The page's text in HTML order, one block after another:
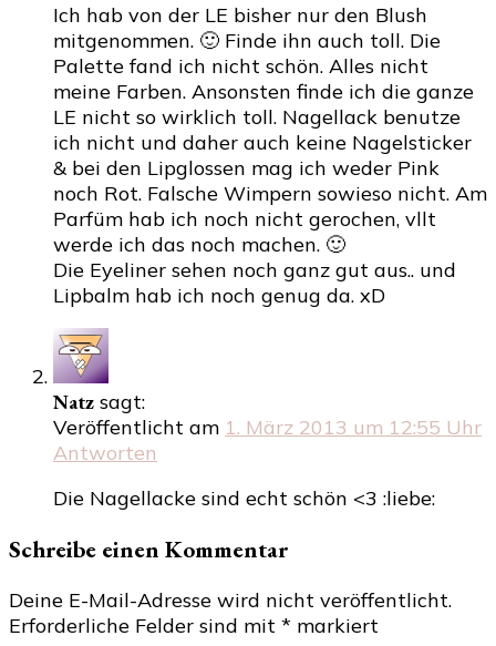
Ich hab von der LE bisher nur den Blush
mitgenommen. 🙂 Finde ihn auch toll. Die
Palette fand ich nicht schön. Alles nicht
meine Farben. Ansonsten finde ich die ganze
LE nicht so wirklich toll. Nagellack benutze
ich nicht und daher auch keine Nagelsticker
& bei den Lipglossen mag ich weder Pink
noch Rot. Falsche Wimpern sowieso nicht. Am
Parfüm hab ich noch nicht gerochen, vllt
werde ich das noch machen. 🙂
Die Eyeliner sehen noch ganz gut aus.. und
Lipbalm hab ich noch genug da. xD
Natz sagt:
Veröffentlicht am 1. März 2013 um 12:55 Uhr
Antworten
Die Nagellacke sind echt schön <3 :liebe:
Schreibe einen Kommentar
Deine E-Mail-Adresse wird nicht veröffentlicht.
Erforderliche Felder sind mit * markiert